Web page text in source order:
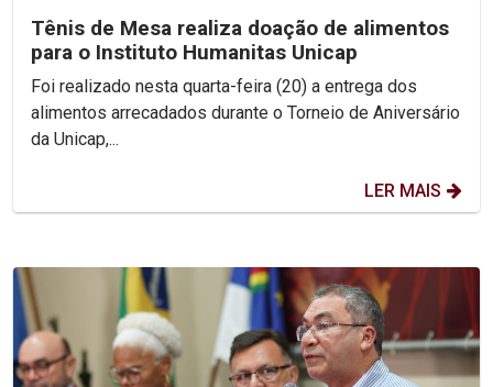
Tênis de Mesa realiza doação de alimentos
para o Instituto Humanitas Unicap
Foi realizado nesta quarta-feira (20) a entrega dos
alimentos arrecadados durante o Torneio de Aniversário
da Unicap,...
LER MAIS